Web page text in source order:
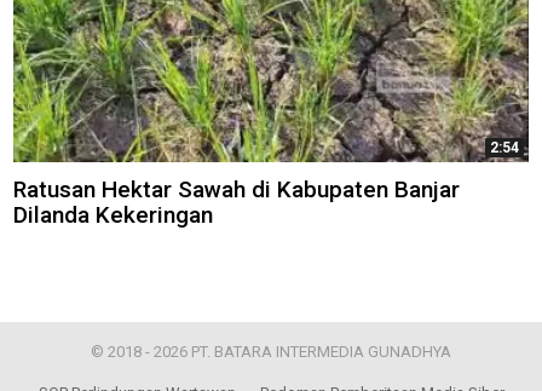
2:54
Ratusan Hektar Sawah di Kabupaten Banjar
Dilanda Kekeringan
© 2018 - 2026 PT. BATARA INTERMEDIA GUNADHYA